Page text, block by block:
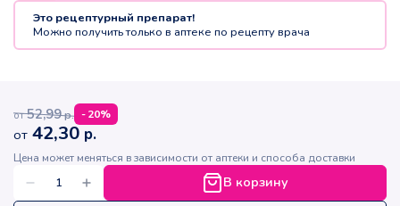
Это рецептурный препарат!
Можно получить только в аптеке по рецепту врача
от 52,99р. -20%
от 42,30 р.
Цена может меняться в зависимости от аптеки и способа доставки
В корзину